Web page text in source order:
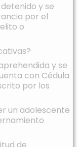
y se
por el
o
y se
con Cédula
por los
un adolescente